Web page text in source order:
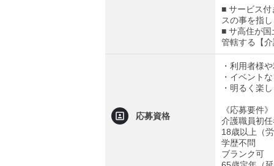
■ サービス付
スの事を指
■ サ高住が国
管轄する【
応募資格
・利用者様
・イベント
・明るく楽
《応募要件》
介護職員初
18歳以上（
学歴不問
ブランク可